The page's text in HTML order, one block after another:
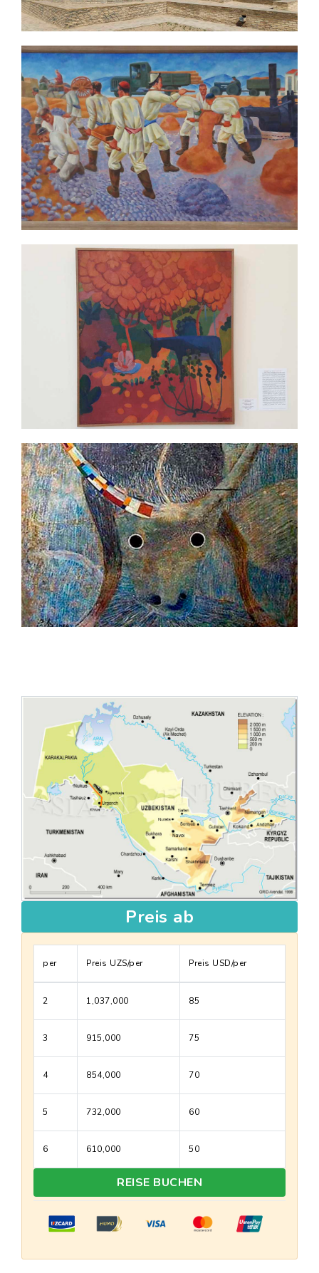
Preis ab
per Preis UZS/per Preis USD/per
2 1,037,000 85
3 915,000 75
4 854,000 70
5 732,000 60
6 610,000 50
REISE BUCHEN